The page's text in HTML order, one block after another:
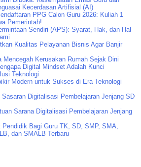
Kecerdasan Artifisial (AI)
PPG Calon Guru 2026: Kuliah 1
Pemerintah!
Sendiri (APS): Syarat, Hak, dan Hal
Kualitas Pelayanan Bisnis Agar Banjir
Mencegah Kerusakan Rumah Sejak Dini
Digital Mindset Adalah Kunci
Teknologi
Modern untuk Sukses di Era Teknologi
Digitalisasi Pembelajaran Jenjang SD
Sarana Digitalisasi Pembelajaran Jenjang
Bagi Guru TK, SD, SMP, SMA,
dan SMALB Terbaru